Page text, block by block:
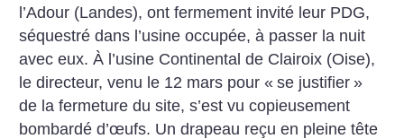
l’Adour (Landes), ont fermement invité leur PDG,
séquestré dans l’usine occupée, à passer la nuit
avec eux. À l’usine Continental de Clairoix (Oise),
le directeur, venu le 12 mars pour « se justifier »
de la fermeture du site, s’est vu copieusement
bombardé d’œufs. Un drapeau reçu en pleine tête